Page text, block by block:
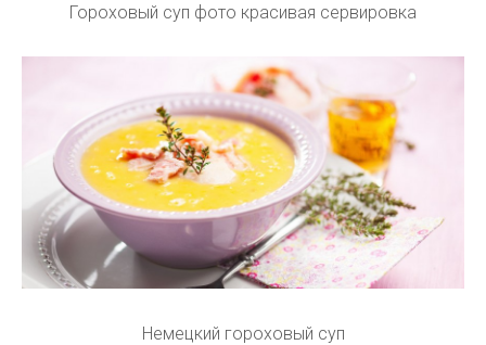
Гороховый суп фото красивая сервировка
Немецкий гороховый суп